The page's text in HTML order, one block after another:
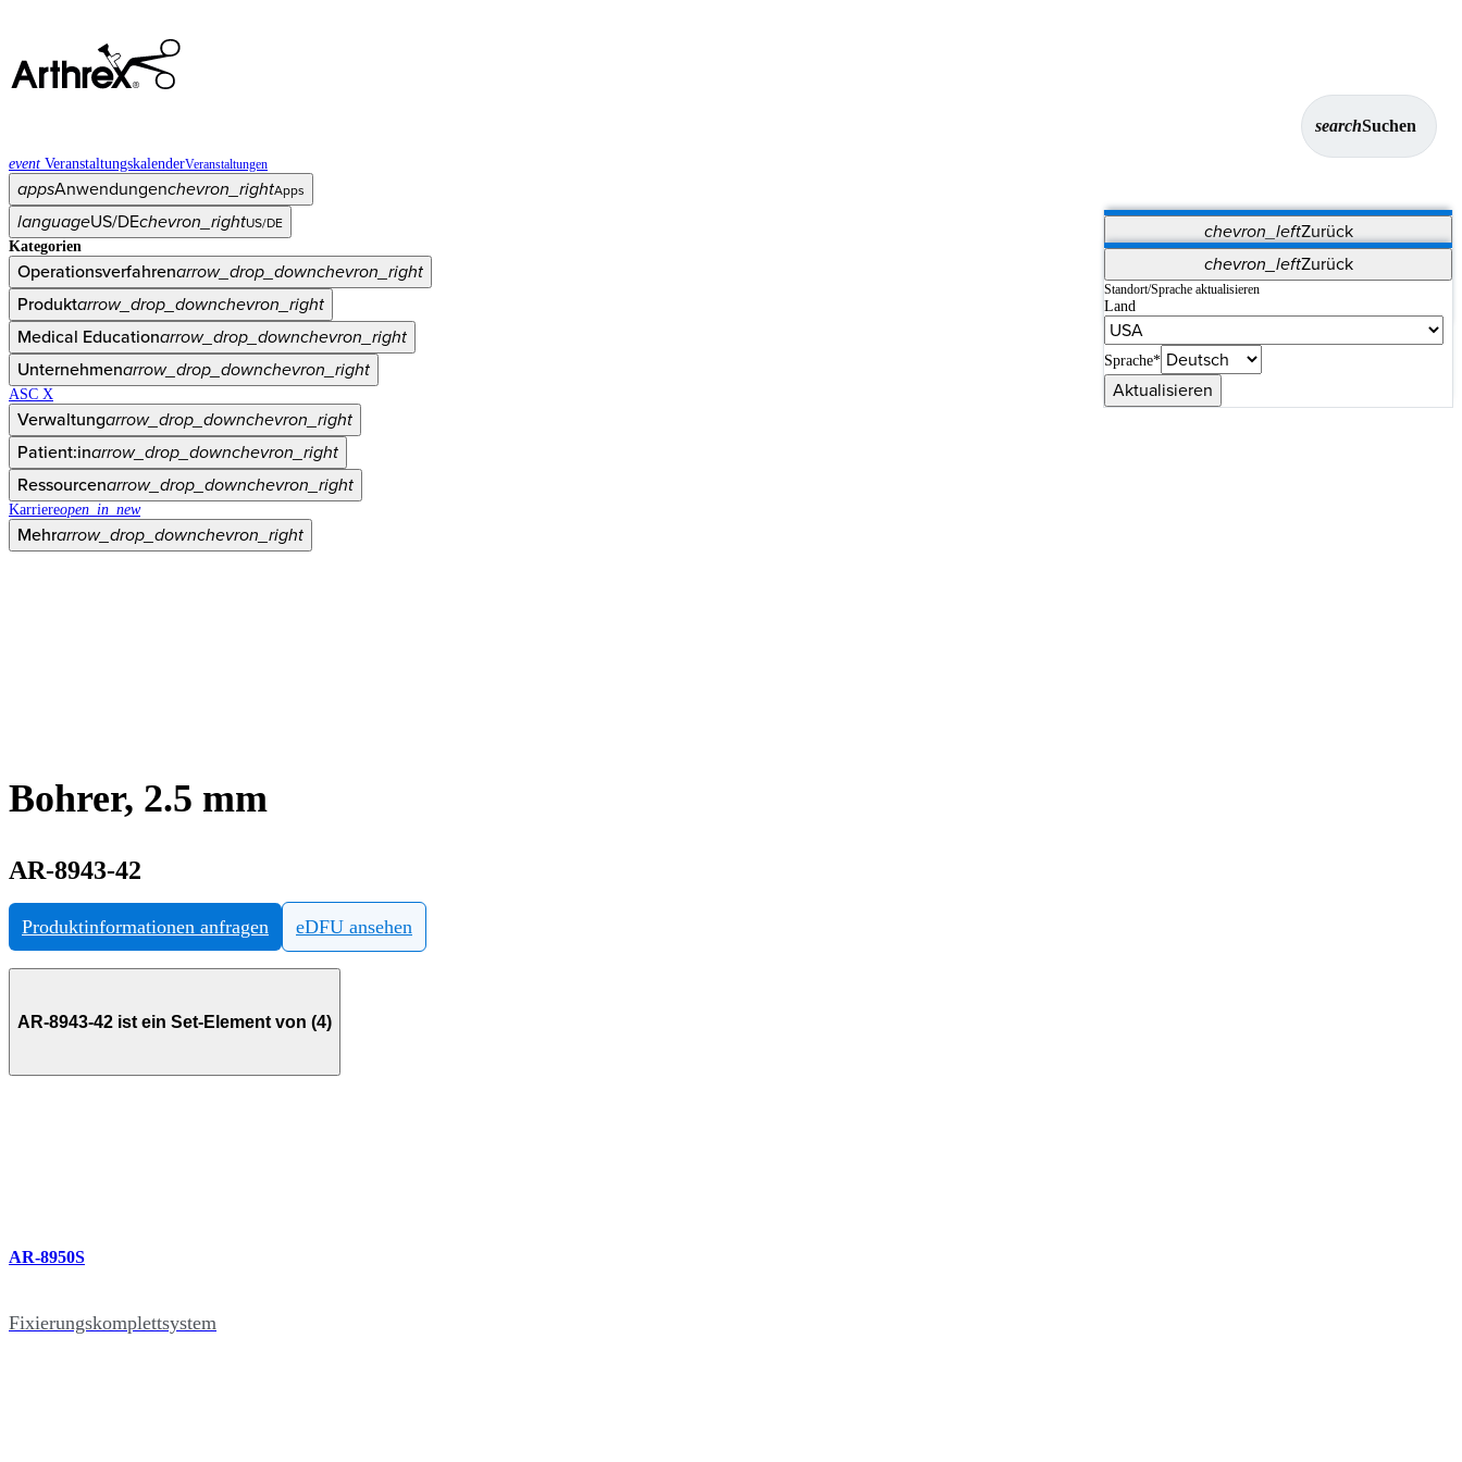
searchSuchen
event VeranstaltungskalenderVeranstaltungen
appsAnwendungenchevron_rightApps
chevron_leftZurück
Vet Systems OrthoPedia Patient
Supplier Portal
Synergy-Bildgebung und -Resektion
languageUS/DEchevron_rightUS/DE
chevron_leftZurück
Standort/Sprache aktualisieren
Land
Sprache*
Aktualisieren
Kategorien
Operationsverfahrenarrow_drop_downchevron_right
Produktarrow_drop_downchevron_right
Medical Educationarrow_drop_downchevron_right
Unternehmenarrow_drop_downchevron_right
ASC X
Verwaltungarrow_drop_downchevron_right
Patient:inarrow_drop_downchevron_right
Ressourcenarrow_drop_downchevron_right
Karriereopen_in_new
Mehrarrow_drop_downchevron_right
Bohrer, 2.5 mm
AR-8943-42
Produktinformationen anfragen eDFU ansehen
AR-8943-42 ist ein Set-Element von (4)
AR-8950S
Fixierungskomplettsystem